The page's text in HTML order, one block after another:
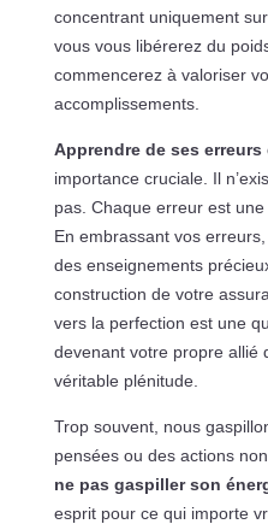
concentrant uniquement
vous vous libérerez du
commencerez à valoriser
accomplissements.
Apprendre de ses erreurs
importance cruciale. Il
pas. Chaque erreur est
En embrassant vos
des enseignements
construction de votre
vers la perfection est une
devenant votre propre allié
véritable plénitude.
Trop souvent, nous
pensées ou des actions
ne pas gaspiller son
esprit pour ce qui importe